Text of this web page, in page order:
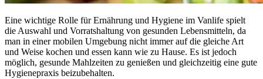
Eine wichtige Rolle für Ernährung und Hygiene im Vanlife spielt
die Auswahl und Vorratshaltung von gesunden Lebensmitteln, da
man in einer mobilen Umgebung nicht immer auf die gleiche Art
und Weise kochen und essen kann wie zu Hause. Es ist jedoch
möglich, gesunde Mahlzeiten zu genießen und gleichzeitig eine gute
Hygienepraxis beizubehalten.